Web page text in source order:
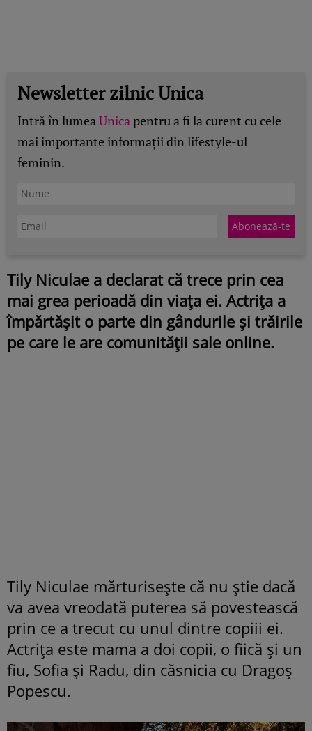
Newsletter zilnic Unica
Intră în lumeaUnicapentru a fi la curent cu cele
mai importante informații din lifestyle-ul
feminin.
Tily Niculae a declarat că trece prin cea
mai grea perioadă din viața ei. Actrița a
împărtășit o parte din gândurile și trăirile
pe care le are comunității sale online.
Tily Niculae mărturisește că nu știe dacă
va avea vreodată puterea să povestească
prin ce a trecut cu unul dintre copiii ei.
Actrița este mama a doi copii, o fiică și un
fiu, Sofia și Radu, din căsnicia cu Dragoș
Popescu.